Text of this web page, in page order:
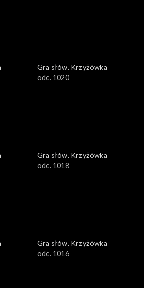
Gra słów. Krzyżówka
odc. 1020
Gra słów. Krzyżówka
odc. 1018
Gra słów. Krzyżówka
odc. 1016